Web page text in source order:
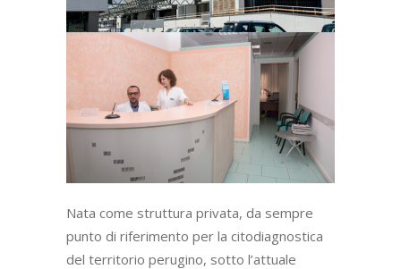
Nata come struttura privata, da sempre
punto di riferimento per la citodiagnostica
del territorio perugino, sotto l’attuale